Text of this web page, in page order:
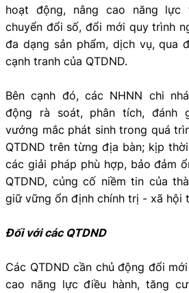
hoạt động, nâng cao năng lực
chuyển đổi số, đổi mới quy trình
đa dạng sản phẩm, dịch vụ, qua
cạnh tranh của QTDND.
Bên cạnh đó, các NHNN chi
động rà soát, phân tích, đánh
vướng mắc phát sinh trong quá
QTDND trên từng địa bàn; kịp
các giải pháp phù hợp, bảo đảm
QTDND, củng cố niềm tin của
giữ vững ổn định chính trị - xã hội
Đối với các QTDND
Các QTDND cần chủ động đổi
cao năng lực điều hành, tăng